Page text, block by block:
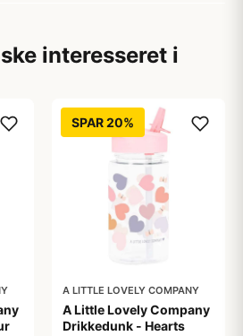
interesseret i
SPAR 20%
A LITTLE LOVELY COMPANY
A Little Lovely Company
Drikkedunk - Hearts